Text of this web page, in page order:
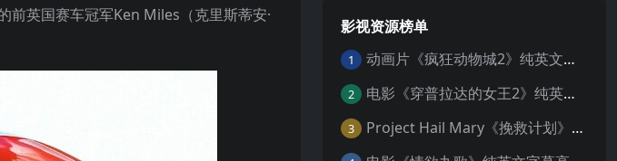
前英国赛车冠军Ken Miles（克里斯蒂安·
影视资源榜单
1 动画片《疯狂动物城2》纯英文字幕MP4下载
2 电影《穿普拉达的女王2》纯英文字幕MP4下载
3 Project Hail Mary《挽救计划》纯英文字幕科幻电影MP4下载